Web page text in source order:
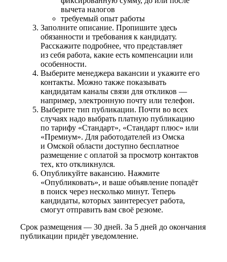
вычета налогов
требуемый опыт работы
Заполните описание. Пропишите здесь
обязанности и требования к кандидату.
Расскажите подробнее, что представляет
из себя работа, какие есть компенсации или
особенности.
Выберите менеджера вакансии и укажите его
контакты. Можно также показывать
кандидатам каналы связи для откликов —
например, электронную почту или телефон.
Выберите тип публикации. Почти во всех
случаях надо выбрать платную публикацию
по тарифу «Стандарт», «Стандарт плюс» или
«Премиум». Для работодателей из Омска
и Омской области доступно бесплатное
размещение с оплатой за просмотр контактов
тех, кто откликнулся.
Опубликуйте вакансию. Нажмите
«Опубликовать», и ваше объявление попадёт
в поиск через несколько минут. Теперь
кандидаты, которых заинтересует работа,
смогут отправить вам своё резюме.
Срок размещения — 30 дней. За 5 дней до окончания
публикации придёт уведомление.